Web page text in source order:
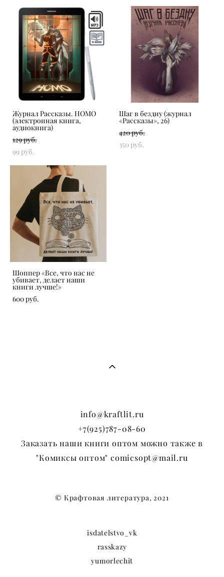
Журнал Рассказы. HOMO
(электронная книга,
аудиокнига)
129 pуб.
99 pуб.
Шаг в бездну (журнал
«‎Рассказы», 26)
420 pуб.
350 pуб.
Шоппер «Все, что нас не
убивает, делает наши
книги лучше!»
600 pуб.
info@kraftlit.ru
+7(925)787-08-60
Заказать наши книги оптом можно также в
"Комиксы оптом" comicsopt@mail.ru
© Крафтовая литература, 2021
isdatelstvo_vk
rasskazy
yumorlechit